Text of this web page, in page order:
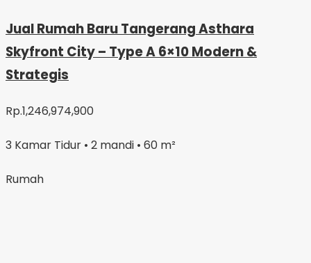
Jual Rumah Baru Tangerang Asthara
Skyfront City – Type A 6×10 Modern &
Strategis
Rp.1,246,974,900
3 Kamar Tidur • 2 mandi • 60 m²
Rumah